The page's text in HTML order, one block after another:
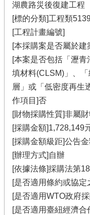
湖農路災後復建工程
[標的分類]工程類
[工程計畫編號]
[本採購案是否屬於
[本案是否包括「瀝
填材料(CLSM)」、
層」或「低密度再生
作項目]否
[財物採購性質]非屬
[採購金額]1,728,149
[採購金額級距]公告
[辦理方式]自辦
[依據法條]採購法第
[是否適用條約或協定
[是否適用WTO政府
[是否適用臺紐經濟